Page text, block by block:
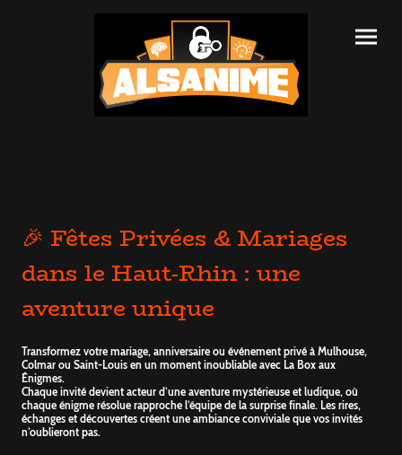
🎉 Fêtes Privées & Mariages
dans le Haut-Rhin : une
aventure unique
Transformez votre mariage, anniversaire ou événement privé à Mulhouse,
Colmar ou Saint-Louis en un moment inoubliable avec La Box aux
Énigmes.
Chaque invité devient acteur d’une aventure mystérieuse et ludique, où
chaque énigme résolue rapproche l’équipe de la surprise finale. Les rires,
échanges et découvertes créent une ambiance conviviale que vos invités
n’oublieront pas.